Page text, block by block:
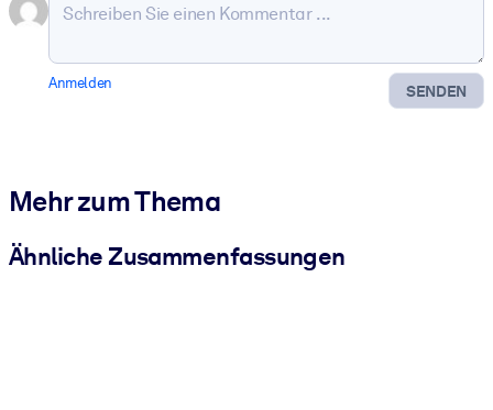
SENDEN
Anmelden
Mehr zum Thema
Ähnliche Zusammenfassungen